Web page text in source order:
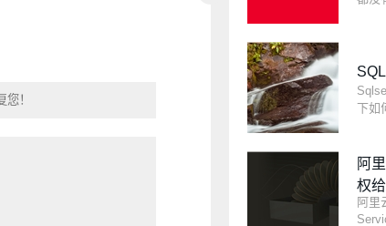
下如
阿
权
阿里